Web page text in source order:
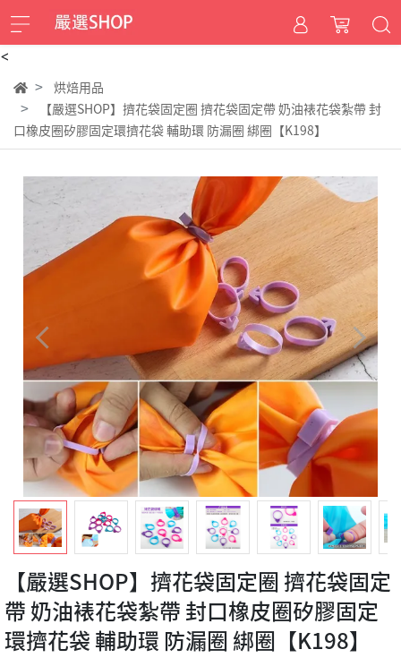
<
烘焙用品
【嚴選SHOP】擠花袋固定圈 擠花袋固定帶 奶油裱花袋紮帶 封
口橡皮圈矽膠固定環擠花袋 輔助環 防漏圈 綁圈【K198】
【嚴選SHOP】擠花袋固定圈 擠花袋固定
帶 奶油裱花袋紮帶 封口橡皮圈矽膠固定
環擠花袋 輔助環 防漏圈 綁圈【K198】